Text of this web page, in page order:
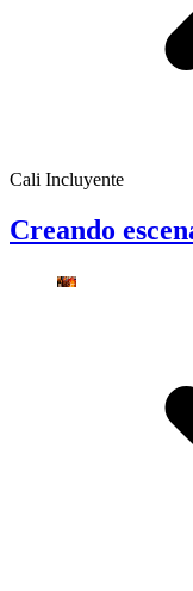
Cali Incluyente
Creando